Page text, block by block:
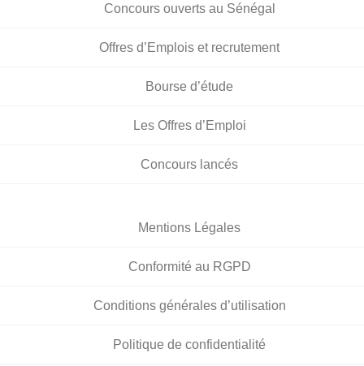
Concours ouverts au Sénégal
Offres d’Emplois et recrutement
Bourse d’étude
Les Offres d’Emploi
Concours lancés
Mentions Légales
Conformité au RGPD
Conditions générales d’utilisation
Politique de confidentialité